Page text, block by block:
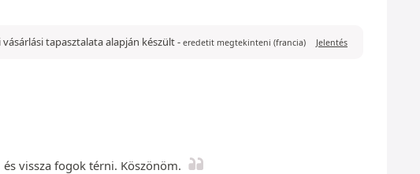
tapasztalata alapján készült- eredetit megtekinteni (francia) Jelentés
vissza fogok térni. Köszönöm.